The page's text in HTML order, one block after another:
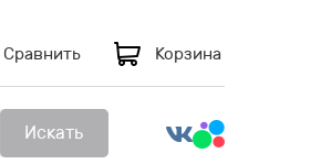
Сравнить Корзина
Искать